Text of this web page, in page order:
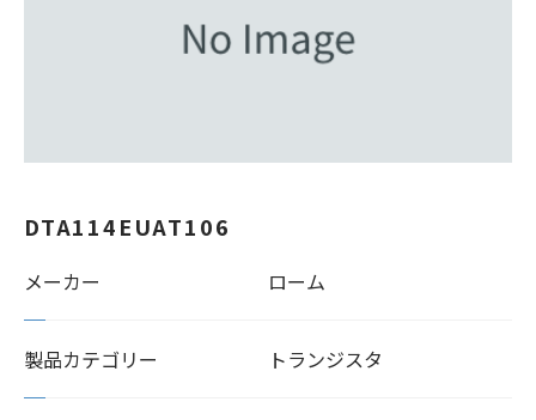
DTA114EUAT106
メーカー ローム
製品カテゴリー トランジスタ